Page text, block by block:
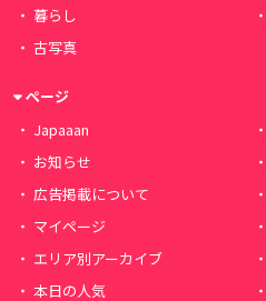
暮らし
古写真
ページ
Japaaan
お知らせ
広告掲載について
マイページ
エリア別アーカイブ
本日の人気